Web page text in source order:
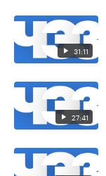
31:11
27:41